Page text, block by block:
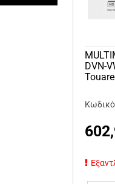
DVN-